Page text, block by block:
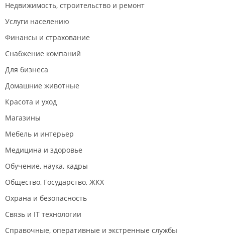
Недвижимость, строительство и ремонт
Услуги населению
Финансы и страхование
Снабжение компаний
Для бизнеса
Домашние животные
Красота и уход
Магазины
Мебель и интерьер
Медицина и здоровье
Обучение, наука, кадры
Общество, Государство, ЖКХ
Охрана и безопасность
Связь и IT технологии
Справочные, оперативные и экстренные службы